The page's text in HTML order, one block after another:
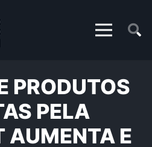
PRODUTOS
PELA
AUMENTA E